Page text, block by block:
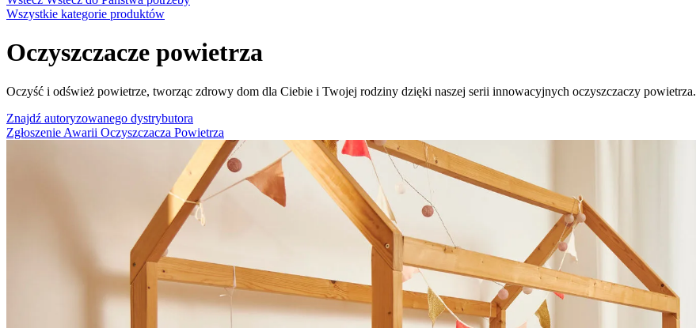
Wszystkie kategorie produktów
Oczyszczacze powietrza
Oczyść i odśwież powietrze, tworząc zdrowy dom dla Ciebie i Twojej rodziny dzięki naszej serii innowacyjnych oczyszczaczy powietrza.
Znajdź autoryzowanego dystrybutora
Zgłoszenie Awarii Oczyszczacza Powietrza